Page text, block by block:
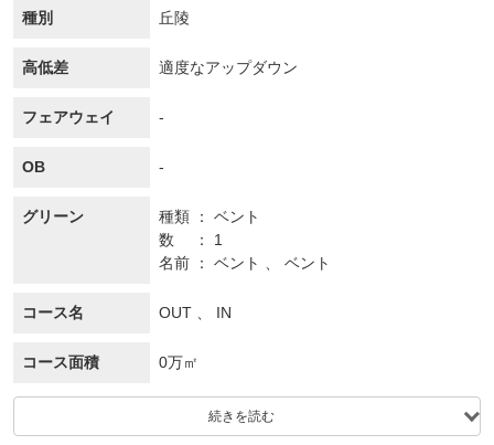
種別 丘陵
高低差 適度なアップダウン
フェアウェイ -
OB -
グリーン 種類
ベント
数
1
名前
ベント 、 ベント
コース名 OUT 、 IN
コース面積 0万㎡
続きを読む